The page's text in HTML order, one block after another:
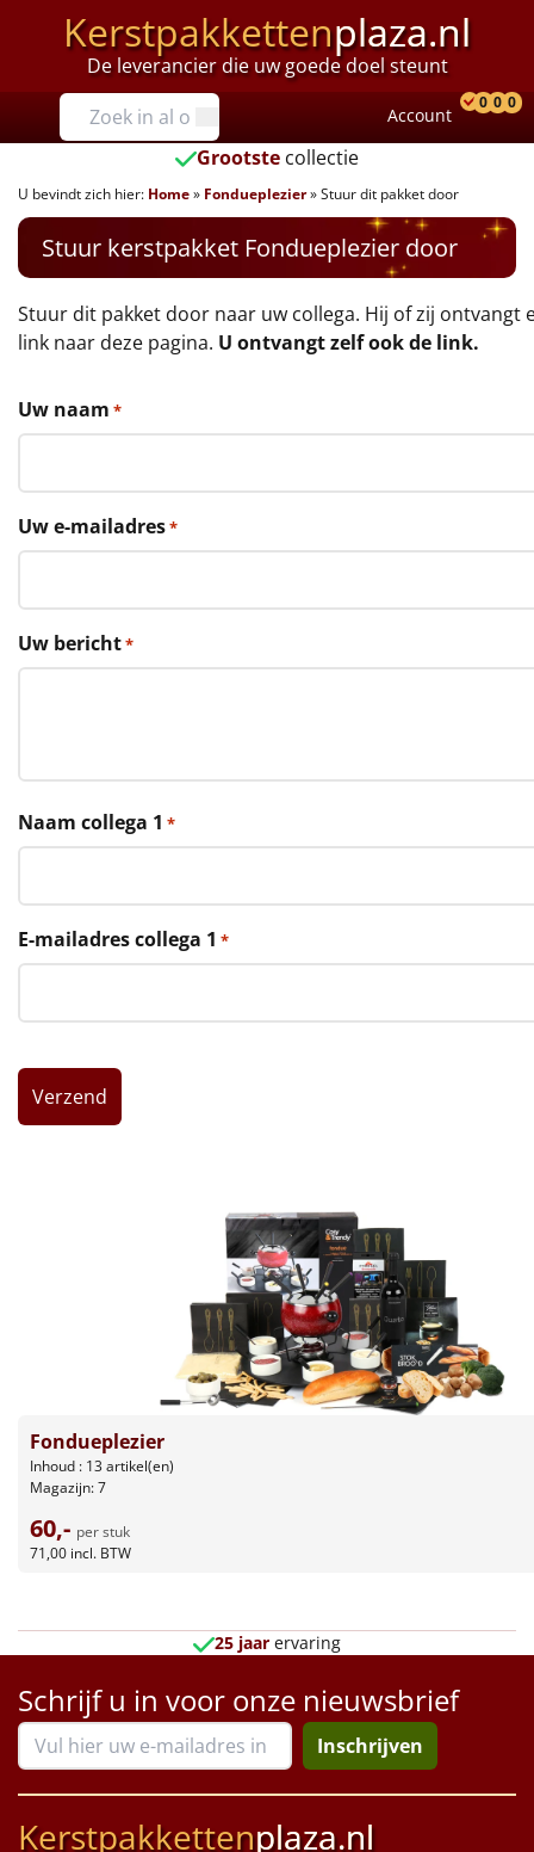
Kerstpakkettenplaza.nl
De leverancier die uw goede doel steunt
Prijzen
Tot €25
€25 tot €35
€35 tot €40
€40 tot €45
€50 tot €55
€55 tot €75
€75 tot €100
€100 en hoger
Alle kerstpakketten 2026
Rituals
Mannen
Leuke
Pizzarette
Tas
Wake up light
Slowcooker POPULAIR
Noodradio
Deken (fleece plaid)
Account
0 0 0
Grootste collectie
U bevindt zich hier: Home» Fondueplezier»Stuur dit pakket door
Stuur kerstpakket Fondueplezier door
Stuur dit pakket door naar uw collega. Hij of zij ontvangt
link naar deze pagina. U ontvangt zelf ook de link.
Uw naam *
Uw e-mailadres*
Uw bericht*
Naam collega 1 *
E-mailadres collega 1 *
Fondueplezier
Inhoud : 13 artikel(en)
Magazijn: 7
60,- per stuk
71,00 incl. BTW
25 jaar ervaring
Schrijf u in voor onze nieuwsbrief
Inschrijven
Kerstpakkettenplaza.nl